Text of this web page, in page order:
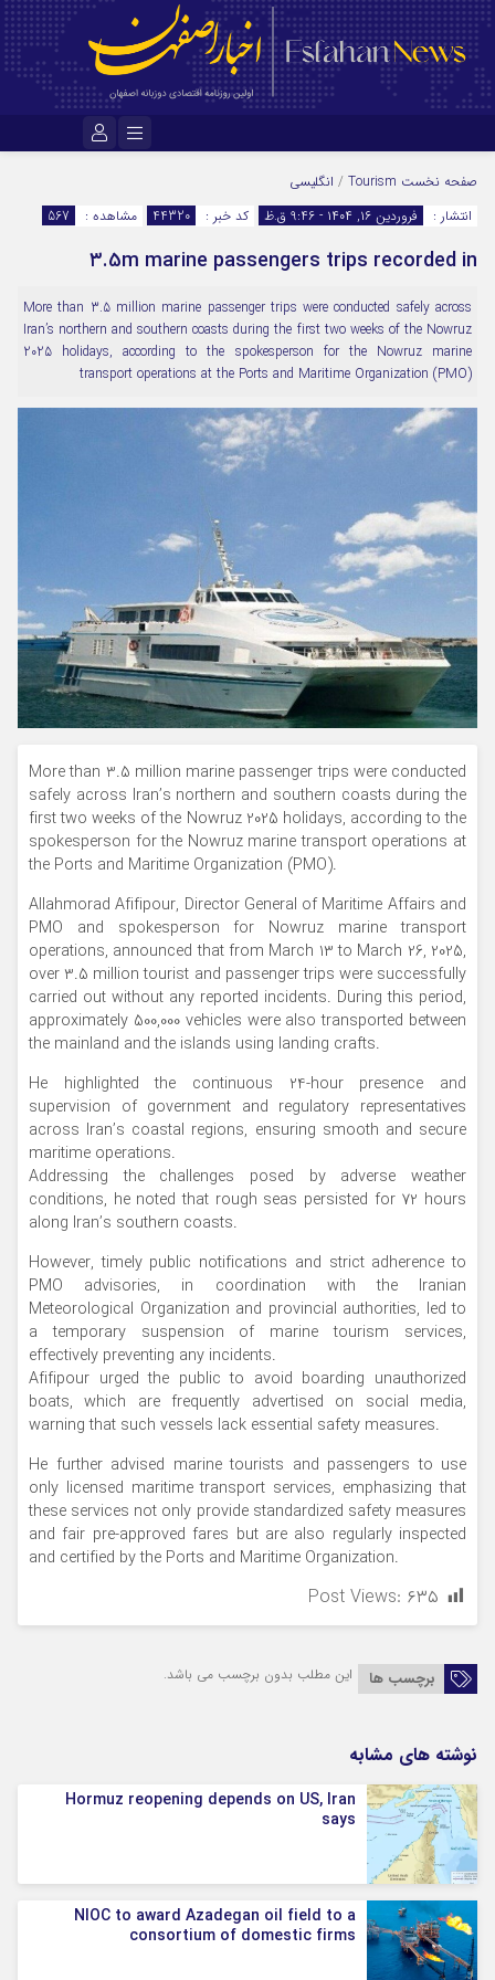
رمز عبور
مرا به خاطر بسپار
صفحه نخست Tourism
/ انگلیسی
انتشار :
فروردین ۱۶, ۱۴۰۴ - 9:46 ق.ظ کد خبر : 44320 مشاهده : 567
۳.5m marine passengers trips recorded in
More than 3.5 million marine passenger trips were conducted safely across
Iran’s northern and southern coasts during the first two weeks of the Nowruz
2025 holidays, according to the spokesperson for the Nowruz marine
transport operations at the Ports and Maritime Organization (PMO)
More than 3.5 million marine passenger trips were conducted
safely across Iran’s northern and southern coasts during the
first two weeks of the Nowruz 2025 holidays, according to the
spokesperson for the Nowruz marine transport operations at
the Ports and Maritime Organization (PMO).
Allahmorad Afifipour, Director General of Maritime Affairs and
PMO and spokesperson for Nowruz marine transport
operations, announced that from March 13 to March 26, 2025,
over 3.5 million tourist and passenger trips were successfully
carried out without any reported incidents. During this period,
approximately 500,000 vehicles were also transported between
the mainland and the islands using landing crafts.
He highlighted the continuous 24-hour presence and
supervision of government and regulatory representatives
across Iran’s coastal regions, ensuring smooth and secure
maritime operations.
Addressing the challenges posed by adverse weather
conditions, he noted that rough seas persisted for 72 hours
along Iran’s southern coasts.
However, timely public notifications and strict adherence to
PMO advisories, in coordination with the Iranian
Meteorological Organization and provincial authorities, led to
a temporary suspension of marine tourism services,
effectively preventing any incidents.
Afifipour urged the public to avoid boarding unauthorized
boats, which are frequently advertised on social media,
warning that such vessels lack essential safety measures.
He further advised marine tourists and passengers to use
only licensed maritime transport services, emphasizing that
these services not only provide standardized safety measures
and fair pre-approved fares but are also regularly inspected
and certified by the Ports and Maritime Organization.
Post Views: ۶۳۵
برچسب ها این مطلب بدون برچسب می باشد.
نوشته های مشابه
Hormuz reopening depends on US, Iran
says
NIOC to award Azadegan oil field to a
consortium of domestic firms